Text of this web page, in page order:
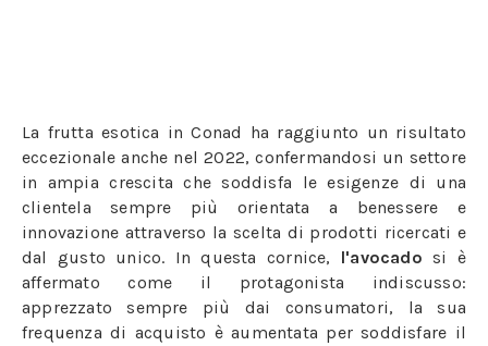
La frutta esotica in Conad ha raggiunto un risultato
eccezionale anche nel 2022, confermandosi un settore
in ampia crescita che soddisfa le esigenze di una
clientela sempre più orientata a benessere e
innovazione attraverso la scelta di prodotti ricercati e
dal gusto unico. In questa cornice, l'avocado si è
affermato come il protagonista indiscusso:
apprezzato sempre più dai consumatori, la sua
frequenza di acquisto è aumentata per soddisfare il